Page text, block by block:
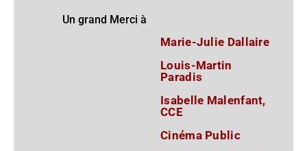
Un grand Merci à
Marie-Julie Dallaire
Louis-Martin
Paradis
Isabelle Malenfant,
CCE
Cinéma Public